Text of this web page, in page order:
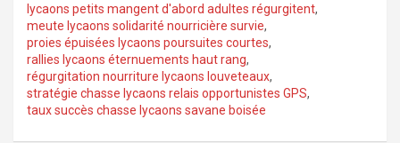
lycaons petits mangent d'abord adultes régurgitent,
meute lycaons solidarité nourricière survie,
proies épuisées lycaons poursuites courtes,
rallies lycaons éternuements haut rang,
régurgitation nourriture lycaons louveteaux,
stratégie chasse lycaons relais opportunistes GPS,
taux succès chasse lycaons savane boisée